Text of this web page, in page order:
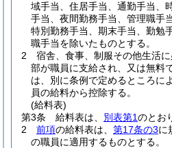
域手当、住居手当、通勤手当、
手当、夜間勤務手当、管理職手
特別勤務手当、期末手当、勤勉
職手当を除いたものとする。
2
宿舎、食事、制服その他生活
部が職員に支給され、又は無料
は、別に条例で定めるところに
員の給料から控除する。
(給料表)
第3条
給料表は、 別表第1のとお
2
前項の給料表は、 第17条の3に
の職員に適用するものとする。